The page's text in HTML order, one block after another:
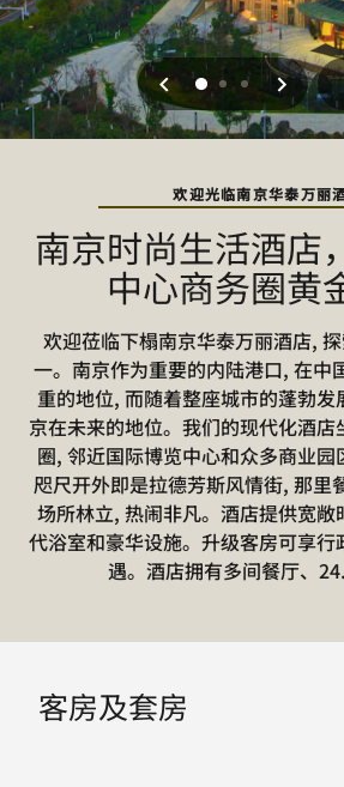
上一页
0 1 2 下
欢迎光临南京华泰万丽
南京时尚生活酒店
中心商务圈黄
欢迎莅临下榻南京华泰万丽酒店,
一。南京作为重要的内陆港口, 在中
重的地位, 而随着整座城市的蓬勃发
京在未来的地位。我们的现代化酒
圈, 邻近国际博览中心和众多商业园
咫尺开外即是拉德芳斯风情街, 那里
场所林立, 热闹非凡。酒店提供宽
代浴室和豪华设施。升级客房可享
遇。酒店拥有多间餐厅、24
客房及套房